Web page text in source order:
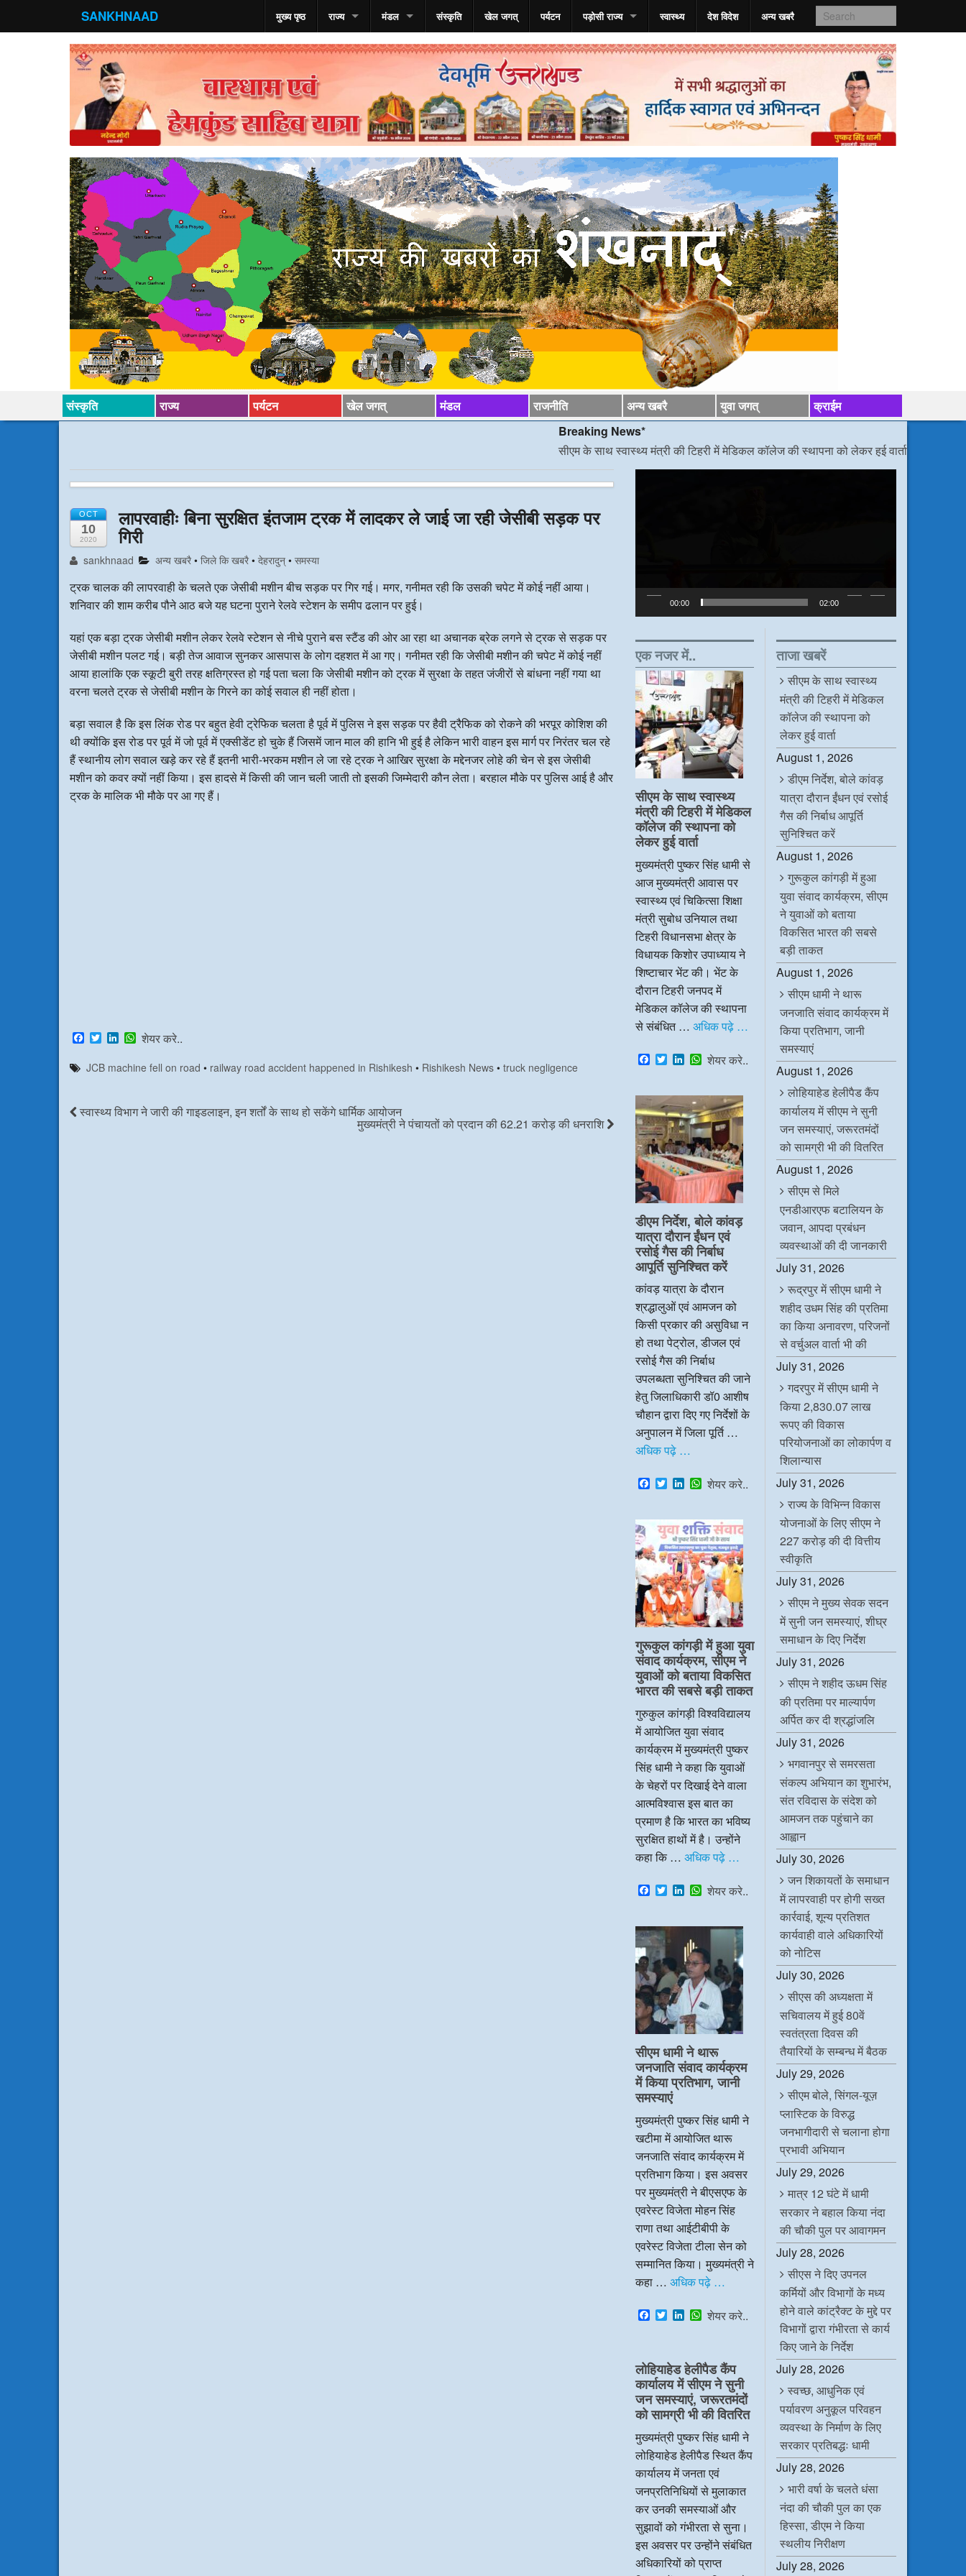
SANKHNAAD मुख्य पृष्ठ राज्य मंडल संस्कृति खेल जगत् पर्यटन पड़ोसी राज्य स्वास्‍थ्य देश विदेश अन्य खबरै
संस्कृति राज्य पर्यटन खेल जगत् मंडल राजनीति अन्य खबरै युवा जगत्
क्राईम
Breaking News*
सीएम के साथ स्वास्थ्य मंत्री की टिहरी में मेडिकल कॉलेज की स्थापना को लेकर हुई वार्ता/*/डीएम निर्देश, बोले कांवड़
OCT
10
2020
लापरवाहीः बिना सुरक्षित इंतजाम ट्रक में लादकर ले जाई जा रही जेसीबी सड़क पर
गिरी
sankhnaad अन्य खबरै •जिले कि खबरै •देहरादुन् •समस्या
ट्रक चालक की लापरवाही के चलते एक जेसीबी मशीन बीच सड़क पर गिर गई। मगर, गनीमत रही कि उसकी चपेट में कोई नहीं आया।
शनिवार की शाम करीब पौने आठ बजे यह घटना पुराने रेलवे स्टेशन के समीप ढलान पर हुई।
यहां एक बड़ा ट्रक जेसीबी मशीन लेकर रेलवे स्टेशन से नीचे पुराने बस स्टैंड की ओर आ रहा था अचानक ब्रेक लगने से ट्रक से सड़क पर
जेसीबी मशीन पलट गई। बड़ी तेज आवाज सुनकर आसपास के लोग दहशत में आ गए। गनीमत रही कि जेसीबी मशीन की चपेट में कोई नहीं
आया हालांकि एक स्कूटी बुरी तरह क्षतिग्रस्त हो गई पता चला कि जेसीबी मशीन को ट्रक में सुरक्षा के तहत जंजीरों से बांधना नहीं गया था
वरना चलते ट्रक से जेसीबी मशीन के गिरने का कोई सवाल ही नहीं होता।
बड़ा सवाल है कि इस लिंक रोड पर बहुत हेवी ट्रेफिक चलता है पूर्व में पुलिस ने इस सड़क पर हैवी ट्रैफिक को रोकने की भरपूर कोशिश की
थी क्योंकि इस रोड पर पूर्व में जो पूर्व में एक्सीडेंट हो चुके हैं जिसमें जान माल की हानि भी हुई है लेकिन भारी वाहन इस मार्ग पर निरंतर चल रहे
हैं स्थानीय लोग सवाल खड़े कर रहे हैं इतनी भारी-भरकम मशीन ले जा रहे ट्रक ने आखिर सुरक्षा के मद्देनजर लोहे की चेन से इस जेसीबी
मशीन को कवर क्यों नहीं किया। इस हादसे में किसी की जान चली जाती तो इसकी जिम्मेदारी कौन लेता। बरहाल मौके पर पुलिस आई है और
ट्रक के मालिक भी मौके पर आ गए हैं।
F
a
c
e
o
k
T
w
i
t
r
L
k
I
n
W
t
p
p
शेयर करे..
JCB machine fell on road • railway road accident happened in Rishikesh • Rishikesh News •truck negligence
स्वास्थ्य विभाग ने जारी की गाइडलाइन, इन शर्तों के साथ हो सकेंगे धार्मिक आयोजन
मुख्यमंत्री ने पंचायतों को प्रदान की 62.21 करोड़ की धनराशि
00:00 02:00
एक नजर में..
सीएम के साथ स्वास्थ्य
मंत्री की टिहरी में मेडिकल
कॉलेज की स्थापना को
लेकर हुई वार्ता
मुख्यमंत्री पुष्कर सिंह धामी से
आज मुख्यमंत्री आवास पर
स्वास्थ्य एवं चिकित्सा शिक्षा
मंत्री सुबोध उनियाल तथा
टिहरी विधानसभा क्षेत्र के
विधायक किशोर उपाध्याय ने
शिष्टाचार भेंट की। भेंट के
दौरान टिहरी जनपद में
मेडिकल कॉलेज की स्थापना
से संबंधित … अधिक पढ़े …
F
a
e
b
o
o
k
T
w
t
t
e
r
L
i
k
e
d
I
n
W
h
t
s
A
p
p
शेयर करे..
डीएम निर्देश, बोले कांवड़
यात्रा दौरान ईंधन एवं
रसोई गैस की निर्बाध
आपूर्ति सुनिश्चित करें
कांवड़ यात्रा के दौरान
श्रद्धालुओं एवं आमजन को
किसी प्रकार की असुविधा न
हो तथा पेट्रोल, डीजल एवं
रसोई गैस की निर्बाध
उपलब्धता सुनिश्चित की जाने
हेतु जिलाधिकारी डॉ0 आशीष
चौहान द्वारा दिए गए निर्देशों के
अनुपालन में जिला पूर्ति …
अधिक पढ़े …
F
a
e
b
o
o
k
T
w
t
t
e
r
L
i
k
e
d
I
n
W
h
t
s
A
p
p
शेयर करे..
गुरूकुल कांगड़ी में हुआ युवा
संवाद कार्यक्रम, सीएम ने
युवाओं को बताया विकसित
भारत की सबसे बड़ी ताकत
गुरुकुल कांगड़ी विश्वविद्यालय
में आयोजित युवा संवाद
कार्यक्रम में मुख्यमंत्री पुष्कर
सिंह धामी ने कहा कि युवाओं
के चेहरों पर दिखाई देने वाला
आत्मविश्वास इस बात का
प्रमाण है कि भारत का भविष्य
सुरक्षित हाथों में है। उन्होंने
कहा कि … अधिक पढ़े …
F
a
e
b
o
o
k
T
w
t
e
r
L
i
k
e
d
I
n
W
h
t
A
p
p
शेयर करे..
सीएम धामी ने थारू
जनजाति संवाद कार्यक्रम
में किया प्रतिभाग, जानी
समस्याएं
मुख्यमंत्री पुष्कर सिंह धामी ने
खटीमा में आयोजित थारू
जनजाति संवाद कार्यक्रम में
प्रतिभाग किया। इस अवसर
पर मुख्यमंत्री ने बीएसएफ के
एवरेस्ट विजेता मोहन सिंह
राणा तथा आईटीबीपी के
एवरेस्ट विजेता टीला सेन को
सम्मानित किया। मुख्यमंत्री ने
कहा … अधिक पढ़े …
F
a
b
o
o
k
T
w
t
e
r
L
i
e
d
I
n
W
h
s
A
p
p
शेयर करे..
लोहियाहेड हेलीपैड कैंप
कार्यालय में सीएम ने सुनी
जन समस्याएं, जरूरतमंदों
को सामग्री भी की वितरित
मुख्यमंत्री पुष्कर सिंह धामी ने
लोहियाहेड हेलीपैड स्थित कैंप
कार्यालय में जनता एवं
जनप्रतिनिधियों से मुलाकात
कर उनकी समस्याओं और
सुझावों को गंभीरता से सुना।
इस अवसर पर उन्होंने संबंधित
अधिकारियों को प्राप्त
ताजा खबरें
सीएम के साथ स्वास्थ्य
मंत्री की टिहरी में मेडिकल
कॉलेज की स्थापना को
लेकर हुई वार्ता
August 1, 2026
डीएम निर्देश, बोले कांवड़
यात्रा दौरान ईंधन एवं रसोई
गैस की निर्बाध आपूर्ति
सुनिश्चित करें
August 1, 2026
गुरूकुल कांगड़ी में हुआ
युवा संवाद कार्यक्रम, सीएम
ने युवाओं को बताया
विकसित भारत की सबसे
बड़ी ताकत
August 1, 2026
सीएम धामी ने थारू
जनजाति संवाद कार्यक्रम में
किया प्रतिभाग, जानी
समस्याएं
August 1, 2026
लोहियाहेड हेलीपैड कैंप
कार्यालय में सीएम ने सुनी
जन समस्याएं, जरूरतमंदों
को सामग्री भी की वितरित
August 1, 2026
सीएम से मिले
एनडीआरएफ बटालियन के
जवान, आपदा प्रबंधन
व्यवस्थाओं की दी जानकारी
July 31, 2026
रूद्रपुर में सीएम धामी ने
शहीद उधम सिंह की प्रतिमा
का किया अनावरण, परिजनों
से वर्चुअल वार्ता भी की
July 31, 2026
गदरपुर में सीएम धामी ने
किया 2,830.07 लाख
रूपए की विकास
परियोजनाओं का लोकार्पण व
शिलान्यास
July 31, 2026
राज्य के विभिन्न विकास
योजनाओं के लिए सीएम ने
227 करोड़ की दी वित्तीय
स्वीकृति
July 31, 2026
सीएम ने मुख्य सेवक सदन
में सुनी जन समस्याएं, शीघ्र
समाधान के दिए निर्देश
July 31, 2026
सीएम ने शहीद ऊधम सिंह
की प्रतिमा पर माल्यार्पण
अर्पित कर दी श्रद्धांजलि
July 31, 2026
भगवानपुर से समरसता
संकल्प अभियान का शुभारंभ,
संत रविदास के संदेश को
आमजन तक पहुंचाने का
आह्वान
July 30, 2026
जन शिकायतों के समाधान
में लापरवाही पर होगी सख्त
कार्रवाई, शून्य प्रतिशत
कार्यवाही वाले अधिकारियों
को नोटिस
July 30, 2026
सीएस की अध्यक्षता में
सचिवालय में हुई 80वें
स्वतंत्रता दिवस की
तैयारियों के सम्बन्ध में बैठक
July 29, 2026
सीएम बोले, सिंगल-यूज़
प्लास्टिक के विरुद्ध
जनभागीदारी से चलाना होगा
प्रभावी अभियान
July 29, 2026
मात्र 12 घंटे में धामी
सरकार ने बहाल किया नंदा
की चौकी पुल पर आवागमन
July 28, 2026
सीएस ने दिए उपनल
कर्मियों और विभागों के मध्य
होने वाले कांट्रैक्ट के मुद्दे पर
विभागों द्वारा गंभीरता से कार्य
किए जाने के निर्देश
July 28, 2026
स्वच्छ, आधुनिक एवं
पर्यावरण अनुकूल परिवहन
व्यवस्था के निर्माण के लिए
सरकार प्रतिबद्धः धामी
July 28, 2026
भारी वर्षा के चलते धंसा
नंदा की चौकी पुल का एक
हिस्सा, डीएम ने किया
स्थलीय निरीक्षण
July 28, 2026